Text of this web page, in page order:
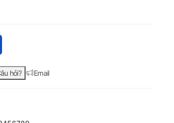
16-d1187TX (7C0S4PA) với giá
hỏi? Email